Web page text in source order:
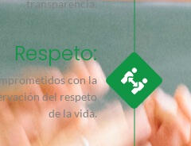
transparencia.
Respeto:
con la
del respeto
de la vida.